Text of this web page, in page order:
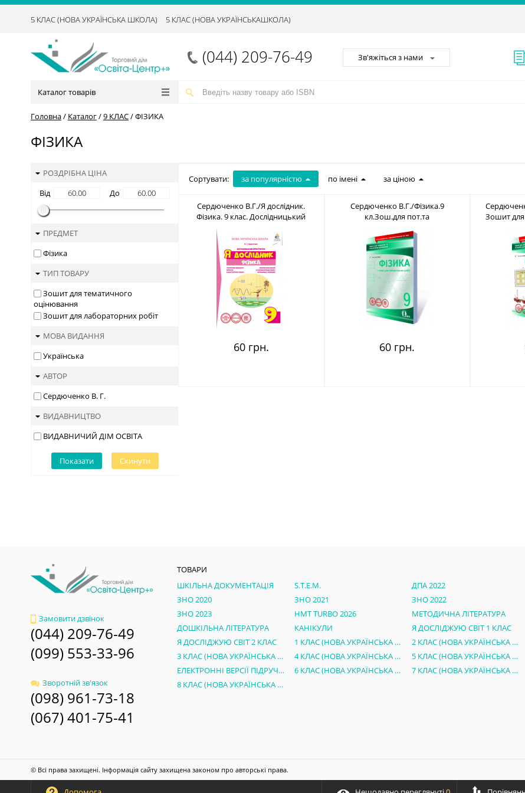
5 КЛАС (НОВА УКРАЇНСЬКА ШКОЛА) 5 КЛАС (НОВА УКРАЇНСЬКАШКОЛА)
(044) 209-76-49 Зв'яжіться з нами
Каталог товарів
Головна/ Каталог/9 КЛАС/ФІЗИКА
ФІЗИКА
РОЗДРІБНА ЦІНА
Від
До
ПРЕДМЕТ
Фізика
ТИП ТОВАРУ
Зошит для тематичного
оцінювання
Зошит для лабораторних робіт
МОВА ВИДАННЯ
Українська
АВТОР
Сердюченко В. Г.
ВИДАВНИЦТВО
ВИДАВНИЧИЙ ДІМ ОСВІТА
Показати Скинути
Сортувати: за популярністю по імені за ціною
Сердюченко В.Г./Я дослідник.
Фізика. 9 клас. Дослідницький
практикум ISBN 978-617-656-859-9
60 грн.
Сердюченко В.Г./Фізика.9
кл.Зош.для пот.та
ПРОГРАМА) ISBN 978-617-656-736-3
60 грн.
Зошит для
Замовити дзвінок
(044) 209-76-49
(099) 553-33-96
Зворотній зв'язок
(098) 961-73-18
(067) 401-75-41
ТОВАРИ
ШКІЛЬНА ДОКУМЕНТАЦІЯ
S.T.E.M.
ДПА 2022
ЗНО 2020
ЗНО 2021
ЗНО 2022
ЗНО 2023
НМТ TURBO 2026
МЕТОДИЧНА ЛІТЕРАТУРА
ДОШКІЛЬНА ЛІТЕРАТУРА
КАНІКУЛИ
Я ДОСЛІДЖУЮ СВІТ 1 КЛАС
Я ДОСЛІДЖУЮ СВІТ 2 КЛАС
1 КЛАС (НОВА УКРАЇНСЬКА ШКОЛА)
2 КЛАС (НОВА УКРАЇНСЬКА ШКОЛА)
3 КЛАС (НОВА УКРАЇНСЬКА ШКОЛА)
4 КЛАС (НОВА УКРАЇНСЬКА ШКОЛА)
5 КЛАС (НОВА УКРАЇНСЬКА ШКОЛА)
ЕЛЕКТРОННІ ВЕРСІЇ ПІДРУЧНИКІВ 5 КЛАС НУШ
6 КЛАС (НОВА УКРАЇНСЬКА ШКОЛА)
7 КЛАС (НОВА УКРАЇНСЬКА ШКОЛА)
8 КЛАС (НОВА УКРАЇНСЬКА ШКОЛА)
© Всі права захищені. Інформація сайту захищена законом про авторські права.